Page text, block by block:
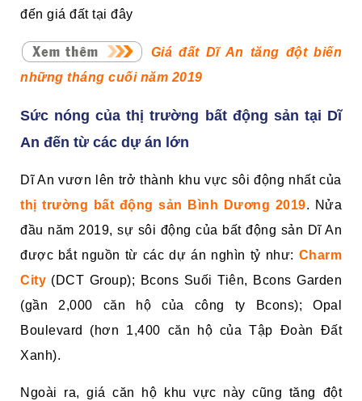
đến giá đất tại đây
Giá đất Dĩ An tăng đột biến
những tháng cuối năm 2019
Sức nóng của thị trường bất động sản tại Dĩ
An đến từ các dự án lớn
Dĩ An vươn lên trở thành khu vực sôi động nhất của
thị trường bất động sản Bình Dương 2019. Nửa
đầu năm 2019, sự sôi động của bất động sản Dĩ An
được bắt nguồn từ các dự án nghìn tỷ như: Charm
City (DCT Group); Bcons Suối Tiên, Bcons Garden
(gần 2,000 căn hộ của công ty Bcons); Opal
Boulevard (hơn 1,400 căn hộ của Tập Đoàn Đất
Xanh).
Ngoài ra, giá căn hộ khu vực này cũng tăng đột